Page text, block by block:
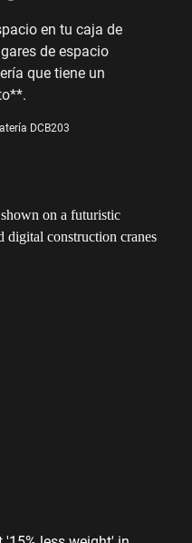
en tu caja de
de espacio
que tiene un
DCB203